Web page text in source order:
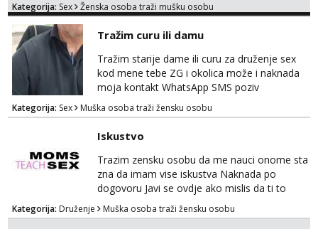
sex,domination,and oral with condom cause
also my own health 😘 i dont do anal or
kissing
Kategorija: Sex Ženska osoba traži mušku osobu
Tražim curu ili damu
Tražim starije dame ili curu za druženje sex
kod mene tebe ZG i okolica može i naknada
moja kontakt WhatsApp SMS poziv
Kategorija: Sex Muška osoba traži žensku osobu
Iskustvo
Trazim zensku osobu da me nauci onome sta
zna da imam vise iskustva Naknada po
dogovoru Javi se ovdje ako mislis da ti to
mozes
Kategorija: Druženje Muška osoba traži žensku osobu